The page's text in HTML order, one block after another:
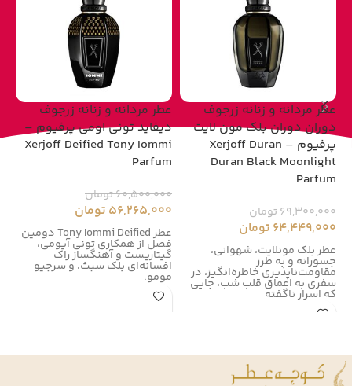
عطر مردانه و زنانه زرجوف
دوران دوران بلک مون لایت
پرفیوم – Xerjoff Duran
Duran Black Moonlight
Parfum
69,300,000تومان
64,449,000 تومان
عطر بلک مونلایت، شهوانی،
جسورانه و به طرز
مقاومت‌ناپذیری خاطره‌انگیز، در
سفری به اعماق قلب شب، جایی
که اسرار ناگفته
عطر مردانه و زنانه زرجوف
دیفاید تونی اومی پرفیوم –
Xerjoff Deified Tony Iommi
Parfum
60,500,000تومان
56,265,000 تومان
عطر Tony Iommi Deified دومین
فصل از همکاری تونی آیومی،
گیتاریست و آهنگساز راک
افسانه‌ای بلک سبث، و سرجیو
مومو،